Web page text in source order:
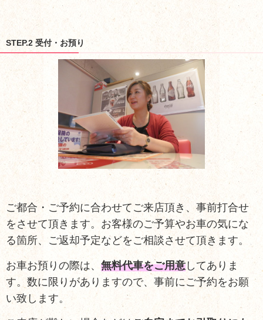
STEP.2 受付・お預り
ご都合・ご予約に合わせてご来店頂き、事前打合せ
をさせて頂きます。お客様のご予算やお車の気にな
る箇所、ご返却予定などをご相談させて頂きます。
お車お預りの際は、 無料代車をご用意 してありま
す。数に限りがありますので、事前にご予約をお願
い致します。